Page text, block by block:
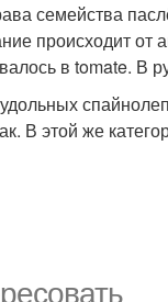
семейства
происходит от
в tomate. В
В этой же